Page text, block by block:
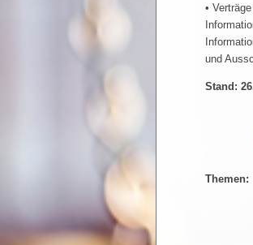
•
und
Stand:
Themen: